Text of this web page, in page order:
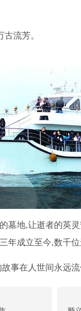
流芳。
墓地,让逝者的英
年成立至今,数千
事在人世间永远